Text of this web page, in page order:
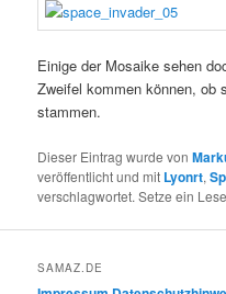
Einige der Mosaike sehen
Zweifel kommen können, ob
stammen.
Dieser Eintrag wurde von
veröffentlicht und mit Lyonrt,
verschlagwortet. Setze ein
SAMAZ.DE